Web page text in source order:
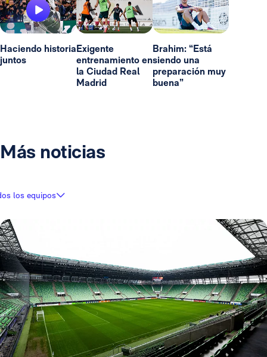
Haciendo historia
juntos
Exigente
entrenamiento en
la Ciudad Real
Madrid
Brahim: “Está
siendo una
preparación muy
buena”
Más noticias
los equipos